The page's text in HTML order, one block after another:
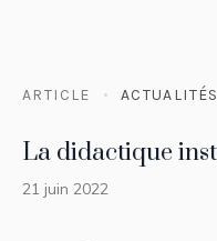
ARTICLE ACTUALITÉS
La didactique
21 juin 2022